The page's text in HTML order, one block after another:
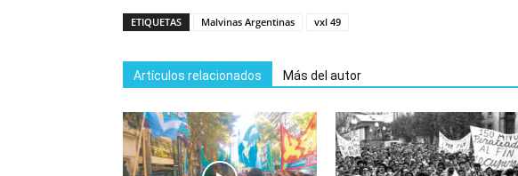
ETIQUETAS Malvinas Argentinas vxl 49
Artículos relacionados Más del autor